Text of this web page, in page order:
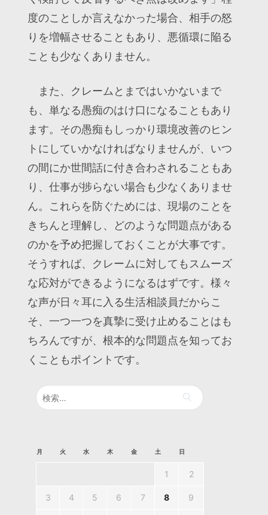
度のことしか言えなかった場合、相手の怒
りを増幅させることもあり、悪循環に陥る
ことも少なくありません。
また、クレームとまではいかないまで
も、単なる愚痴のはけ口になることもあり
ます。その愚痴もしっかり環境改善のヒン
トにしていかなければなりませんが、いつ
の間にか世間話に付き合わされることもあ
り、仕事が捗らない場合も少なくありませ
ん。これらを防ぐためには、現場のことを
きちんと理解し、どのような問題点がある
のかを予め把握しておくことが大事です。
そうすれば、クレームに対してもスムーズ
な応対ができるようになるはずです。様々
な声が日々耳に入る生活相談員だからこ
そ、一つ一つを真摯に受け止めることはも
ちろんですが、根本的な問題点を知ってお
くこともポイントです。
検
索:
月 火 水 木 金 土 日
1 2
3 4 5 6 7 8 9